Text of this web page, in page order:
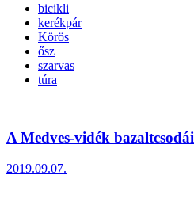
bicikli
kerékpár
Körös
ősz
szarvas
túra
A Medves-vidék bazaltcsodái
2019.09.07.